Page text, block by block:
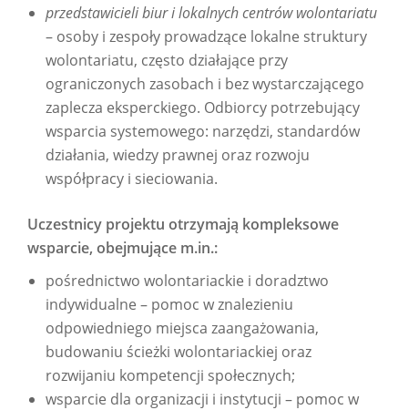
przedstawicieli biur i lokalnych centrów wolontariatu
– osoby i zespoły prowadzące lokalne struktury
wolontariatu, często działające przy
ograniczonych zasobach i bez wystarczającego
zaplecza eksperckiego. Odbiorcy potrzebujący
wsparcia systemowego: narzędzi, standardów
działania, wiedzy prawnej oraz rozwoju
współpracy i sieciowania.
Uczestnicy projektu otrzymają kompleksowe
wsparcie, obejmujące m.in.:
pośrednictwo wolontariackie i doradztwo
indywidualne – pomoc w znalezieniu
odpowiedniego miejsca zaangażowania,
budowaniu ścieżki wolontariackiej oraz
rozwijaniu kompetencji społecznych;
wsparcie dla organizacji i instytucji – pomoc w